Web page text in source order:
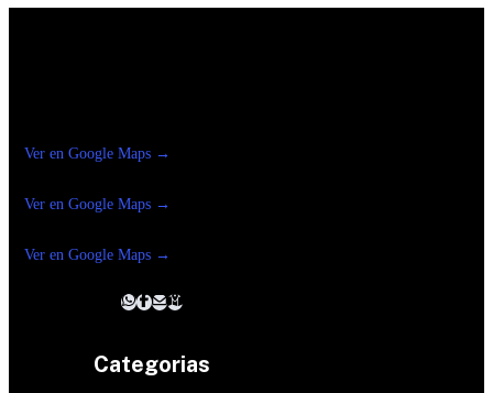
Ver en Google Maps →
Ver en Google Maps →
Ver en Google Maps →
Categorias